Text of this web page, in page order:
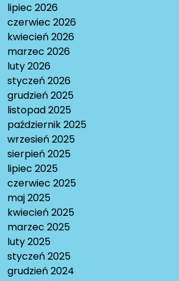
lipiec 2026
czerwiec 2026
kwiecień 2026
marzec 2026
luty 2026
styczeń 2026
grudzień 2025
listopad 2025
październik 2025
wrzesień 2025
sierpień 2025
lipiec 2025
czerwiec 2025
maj 2025
kwiecień 2025
marzec 2025
luty 2025
styczeń 2025
grudzień 2024